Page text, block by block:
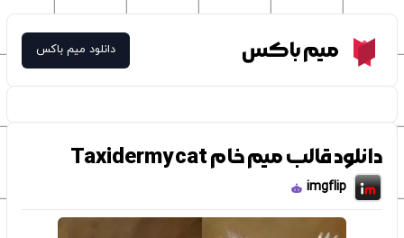
Meme Boxمیم باکس دانلود میم باکس
دانلود قالب میم خام Taxidermy cat
imgflip